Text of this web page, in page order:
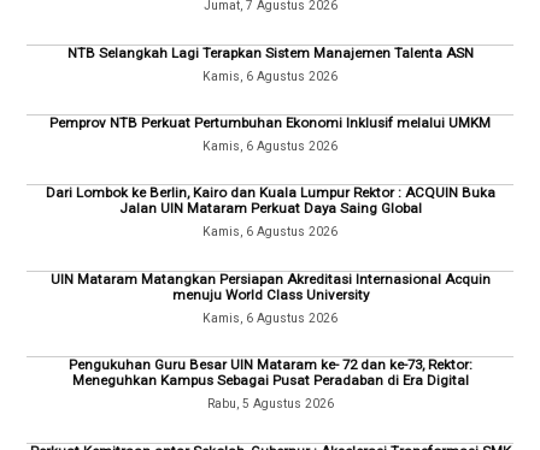
Jumat, 7 Agustus 2026
NTB Selangkah Lagi Terapkan Sistem Manajemen Talenta ASN
Kamis, 6 Agustus 2026
Pemprov NTB Perkuat Pertumbuhan Ekonomi Inklusif melalui UMKM
Kamis, 6 Agustus 2026
Dari Lombok ke Berlin, Kairo dan Kuala Lumpur Rektor : ACQUIN Buka
Jalan UIN Mataram Perkuat Daya Saing Global
Kamis, 6 Agustus 2026
UIN Mataram Matangkan Persiapan Akreditasi Internasional Acquin
menuju World Class University
Kamis, 6 Agustus 2026
Pengukuhan Guru Besar UIN Mataram ke- 72 dan ke-73, Rektor:
Meneguhkan Kampus Sebagai Pusat Peradaban di Era Digital
Rabu, 5 Agustus 2026